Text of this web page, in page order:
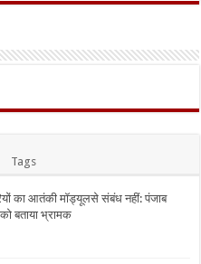
Tags
का आतंकी मॉड्यूलसे संबंध नहीं: पंजाब
बताया भ्रामक